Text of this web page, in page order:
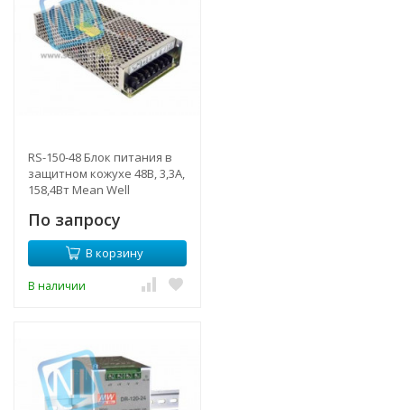
RS-150-48 Блок питания в
защитном кожухе 48В, 3,3А,
158,4Вт Mean Well
По запросу
В корзину
В наличии